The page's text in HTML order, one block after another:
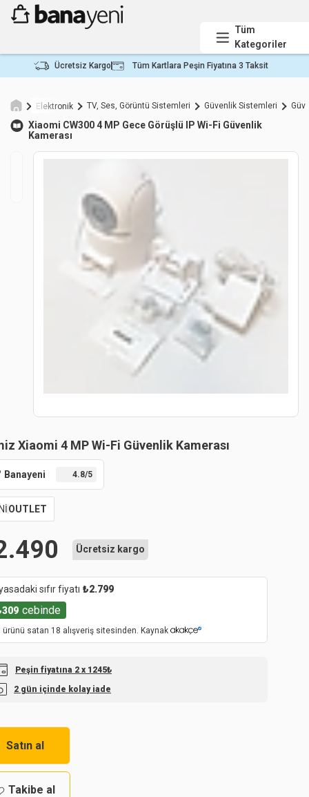
Tüm
Kategoriler
Ücretsiz Kargo Tüm Kartlara Peşin Fiyatına 3 Taksit
Elektronik TV, Ses, Görüntü Sistemleri Güvenlik Sistemleri
Xiaomi CW300 4 MP Gece Görüşlü IP Wi-Fi Güvenlik
Kamerası
Xiaomi 4 MP Wi-Fi Güvenlik Kamerası
Banayeni 4.8/5
OUTLET
Ücretsiz kargo
sıfır fiyatı ₺2.799
309 cebinde
ürünü satan 18 alışveriş sitesinden. Kaynak
Peşin fiyatına 2 x 1245₺
2 gün içinde kolay iade
Satın al
Takibe al